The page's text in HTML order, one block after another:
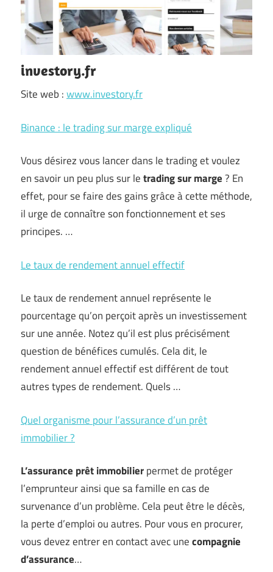
investory.fr
Site web :www.investory.fr
Binance : le trading sur marge expliqué
Vous désirez vous lancer dans le trading et voulez
en savoir un peu plus sur letrading sur marge? En
effet, pour se faire des gains grâce à cette méthode,
il urge de connaître son fonctionnement et ses
principes. …
Le taux de rendement annuel effectif
Le taux de rendement annuel représente le
pourcentage qu’on perçoit après un investissement
sur une année. Notez qu’il est plus précisément
question de bénéfices cumulés. Cela dit, le
rendement annuel effectif est différent de tout
autres types de rendement. Quels …
Quel organisme pour l’assurance d’un prêt
immobilier ?
L’assurance prêt immobilierpermet de protéger
l’emprunteur ainsi que sa famille en cas de
survenance d’un problème. Cela peut être le décès,
la perte d’emploi ou autres. Pour vous en procurer,
vous devez entrer en contact avec unecompagnie
d’assurance…